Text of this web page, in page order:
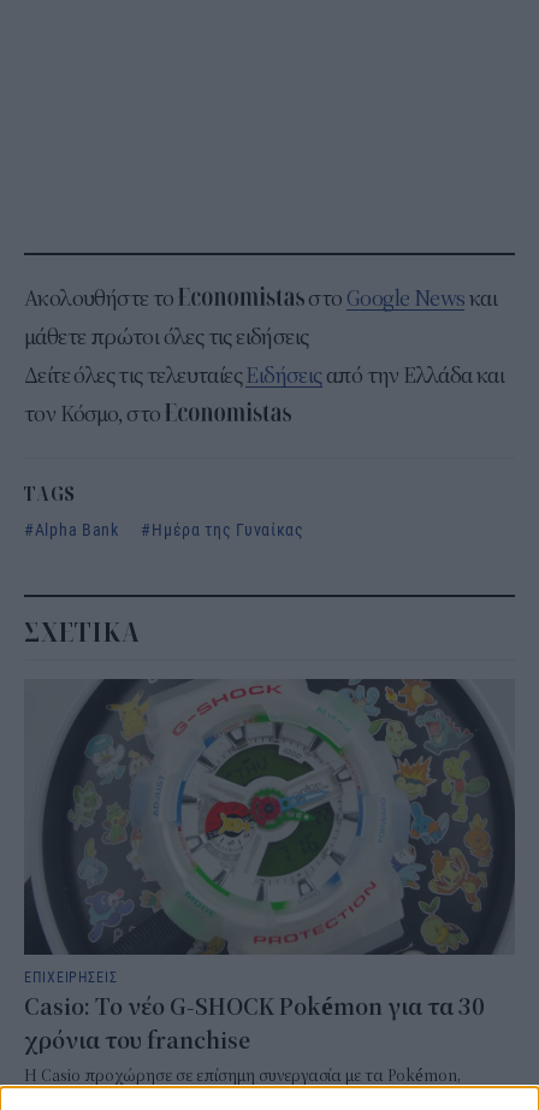
Ακολουθήστε το στο Google Newsκαι
μάθετε πρώτοι όλες τις ειδήσεις
Δείτε όλες τις τελευταίεςΕιδήσειςαπό την Ελλάδα και
τον Κόσμο, στο
TAGS
Alpha Bank
Ημέρα της Γυναίκας
ΣΧΕΤΙΚΑ
ΕΠΙΧΕΙΡΗΣΕΙΣ
Casio: Το νέο G-SHOCK Pokémon για τα 30
χρόνια του franchise
Η Casio προχώρησε σε επίσημη συνεργασία με τα Pokémon,